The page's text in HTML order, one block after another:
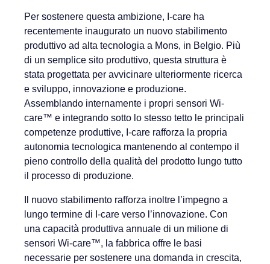
Per sostenere questa ambizione, I-care ha
recentemente inaugurato un nuovo stabilimento
produttivo ad alta tecnologia a Mons, in Belgio. Più
di un semplice sito produttivo, questa struttura è
stata progettata per avvicinare ulteriormente ricerca
e sviluppo, innovazione e produzione.
Assemblando internamente i propri sensori Wi-
care™ e integrando sotto lo stesso tetto le principali
competenze produttive, I-care rafforza la propria
autonomia tecnologica mantenendo al contempo il
pieno controllo della qualità del prodotto lungo tutto
il processo di produzione.
Il nuovo stabilimento rafforza inoltre l’impegno a
lungo termine di I-care verso l’innovazione. Con
una capacità produttiva annuale di un milione di
sensori Wi-care™, la fabbrica offre le basi
necessarie per sostenere una domanda in crescita,